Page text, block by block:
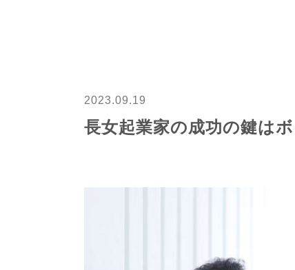
2023.09.19
長女起業家の成功の鍵は